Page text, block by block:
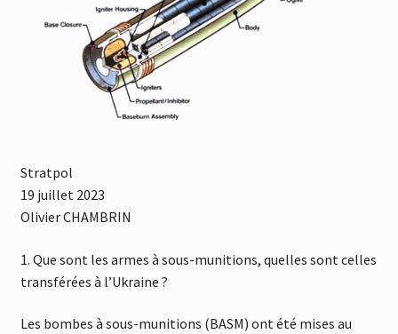
Stratpol
19 juillet 2023
Olivier CHAMBRIN
1. Que sont les armes à sous-munitions, quelles sont celles
transférées à l’Ukraine ?
Les bombes à sous-munitions (BASM) ont été mises au